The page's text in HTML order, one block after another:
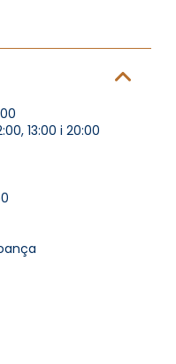
13:00 i 20:00